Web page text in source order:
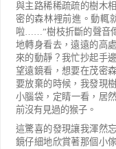
與主路稀稀疏疏的樹木
密的森林裡前進。動輒
啦……”樹枝折斷的聲音
地轉身看去，遠遠的高
來的動靜？我忙抄起手
望遠鏡看，想要在茂密
要放棄的時候，我發現
小腦袋，定睛一看，居
前沒有見過的猴子。
這驚喜的發現讓我渾然
鏡仔細地欣賞著那個小